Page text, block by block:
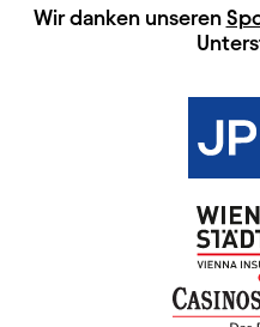
Wir danken unseren